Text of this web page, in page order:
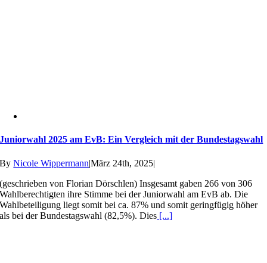
Juniorwahl 2025 am EvB: Ein Vergleich mit der Bundestagswahl
ByNicole Wippermann|März 24th, 2025|
(geschrieben von Florian Dörschlen) Insgesamt gaben 266 von 306
Wahlberechtigten ihre Stimme bei der Juniorwahl am EvB ab. Die
Wahlbeteiligung liegt somit bei ca. 87% und somit geringfügig höher
als bei der Bundestagswahl (82,5%). Dies [...]